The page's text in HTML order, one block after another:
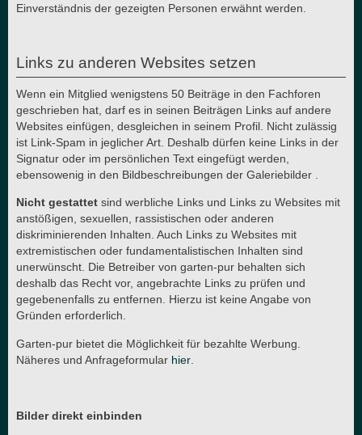
Einverständnis der gezeigten Personen erwähnt werden.
Links zu anderen Websites setzen
Wenn ein Mitglied wenigstens 50 Beiträge in den Fachforen
geschrieben hat, darf es in seinen Beiträgen Links auf andere
Websites einfügen, desgleichen in seinem Profil. Nicht zulässig
ist Link-Spam in jeglicher Art. Deshalb dürfen keine Links in der
Signatur oder im persönlichen Text eingefügt werden,
ebensowenig in den Bildbeschreibungen der Galeriebilder .
Nicht gestattet sind werbliche Links und Links zu Websites mit
anstößigen, sexuellen, rassistischen oder anderen
diskriminierenden Inhalten. Auch Links zu Websites mit
extremistischen oder fundamentalistischen Inhalten sind
unerwünscht. Die Betreiber von garten-pur behalten sich
deshalb das Recht vor, angebrachte Links zu prüfen und
gegebenenfalls zu entfernen. Hierzu ist keine Angabe von
Gründen erforderlich.
Garten-pur bietet die Möglichkeit für bezahlte Werbung.
Näheres und Anfrageformular hier
Bilder direkt einbinden